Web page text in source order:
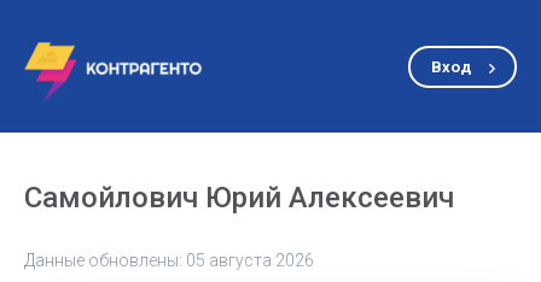
Вход
Самойлович Юрий Алексеевич
Данные обновлены: 05 августа 2026